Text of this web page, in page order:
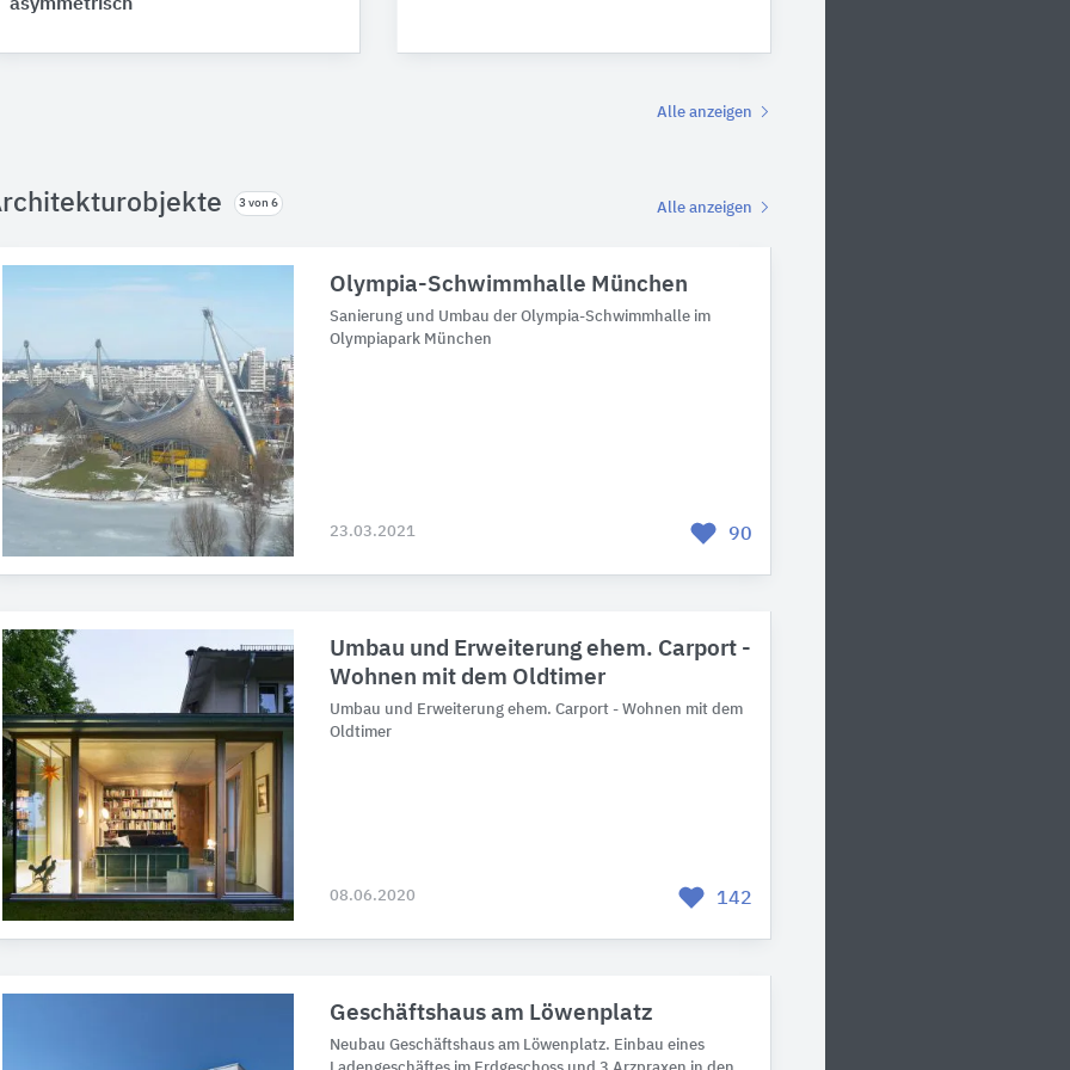
asymmetrisch
Alle anzeigen
3 von 6 Alle anzeigen
Olympia-Schwimmhalle München
Sanierung und Umbau der Olympia-Schwimmhalle im
Olympiapark München
23.03.2021 90
Umbau und Erweiterung ehem. Carport -
Wohnen mit dem Oldtimer
Umbau und Erweiterung ehem. Carport - Wohnen mit dem
Oldtimer
08.06.2020 142
Geschäftshaus am Löwenplatz
Neubau Geschäftshaus am Löwenplatz. Einbau eines